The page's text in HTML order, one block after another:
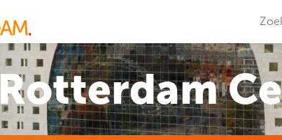
Rotterdam